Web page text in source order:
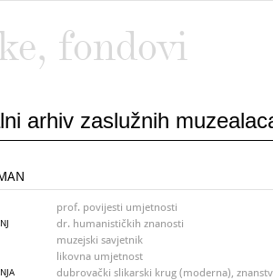
fondovi
arhiv zaslužnih
prof. povijesti umjetnosti
dr. humanističkih znanosti
muzejski savjetnik
likovna umjetnost
dubrovački slikarski krug (moderna),